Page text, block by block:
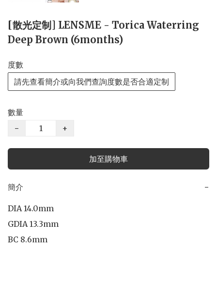
[散光定制] LENSME - Torica Waterring
Deep Brown (6months)
度數
請先查看簡介或向我們查詢度數是否合適定制
數量
−
+
加至購物車
簡介 −
DIA 14.0mm
GDIA 13.3mm
BC 8.6mm